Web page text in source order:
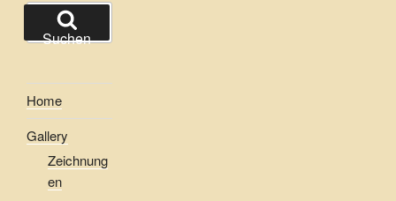
Suchen
nach:
Suchen
Home
Gallery
Zeichnung
en